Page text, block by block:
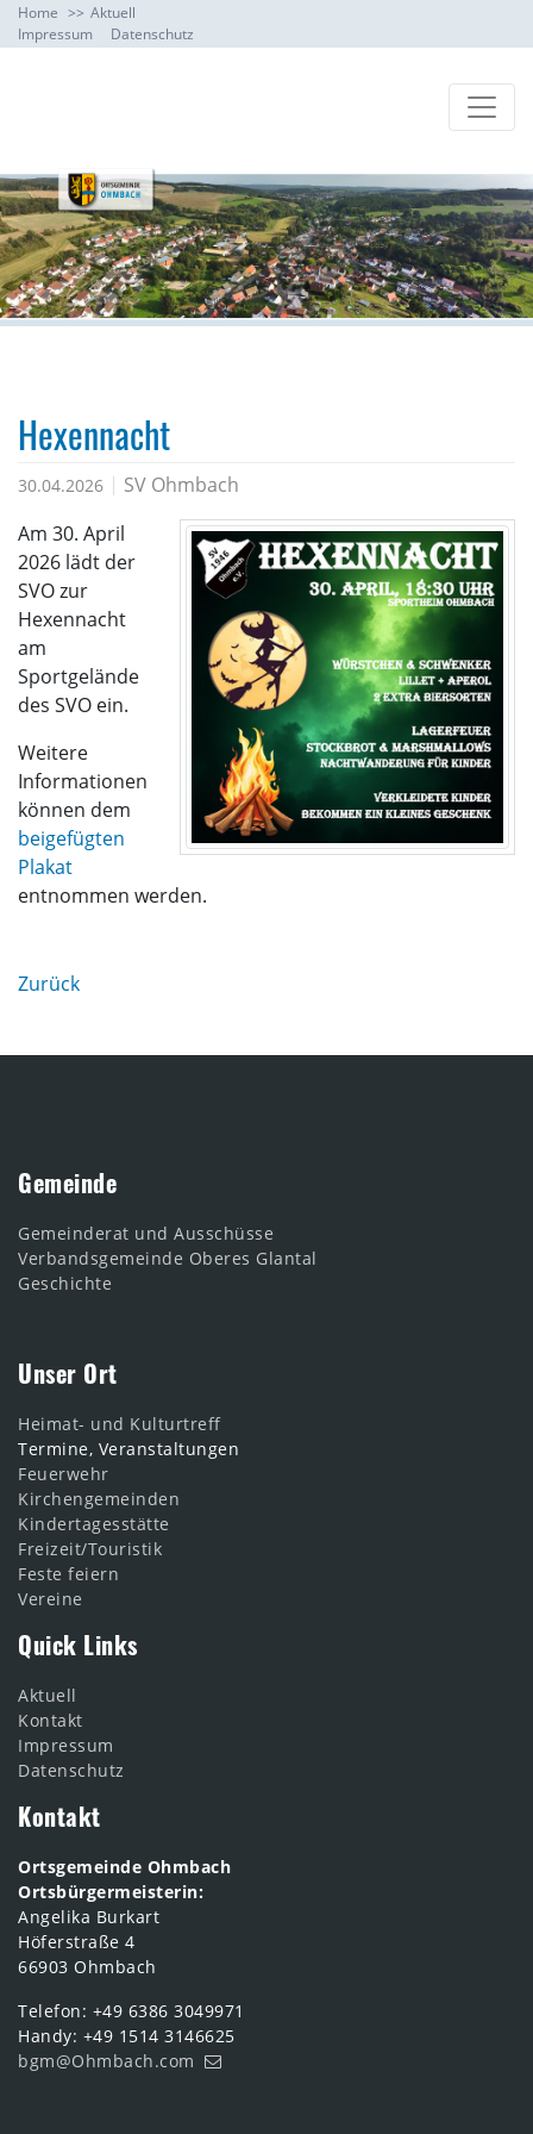
Home
Aktuell
Impressum
Datenschutz
Hexennacht
30.04.2026
SV Ohmbach
Am 30. April
2026 lädt der
SVO zur
Hexennacht
am
Sportgelände
des SVO ein.
Weitere
Informationen
können dem
beigefügten
Plakat
entnommen werden.
Zurück
Gemeinde
Gemeinderat und Ausschüsse
Verbandsgemeinde Oberes Glantal
Geschichte
Unser Ort
Heimat- und Kulturtreff
Termine, Veranstaltungen
Feuerwehr
Kirchengemeinden
Kindertagesstätte
Freizeit/Touristik
Feste feiern
Vereine
Quick Links
Aktuell
Kontakt
Impressum
Datenschutz
Kontakt
Ortsgemeinde Ohmbach
Ortsbürgermeisterin:
Angelika Burkart
Höferstraße 4
66903 Ohmbach
Telefon: +49 6386 3049971
Handy: +49 1514 3146625
bgm@Ohmbach.com